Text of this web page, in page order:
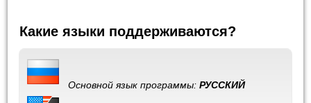
Какие языки поддерживаются?
Основной язык программы:РУССКИЙ